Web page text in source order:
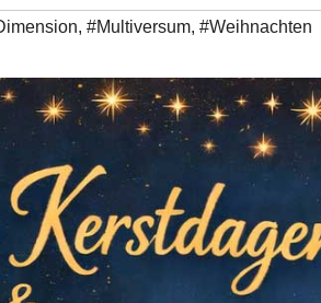
, #Multiversum, #Weihnachten